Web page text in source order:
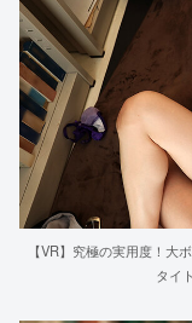
【VR】究極の実用度！大
タイ